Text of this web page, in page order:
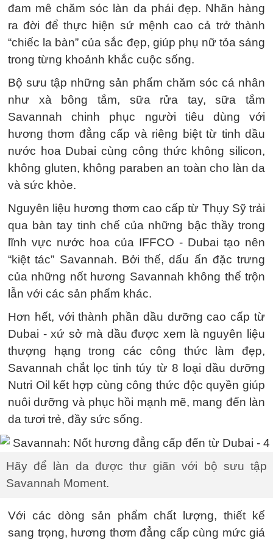
đam mê chăm sóc làn da phái đẹp. Nhãn hàng
ra đời để thực hiện sứ mệnh cao cả trở thành
“chiếc la bàn” của sắc đẹp, giúp phụ nữ tỏa sáng
trong từng khoảnh khắc cuộc sống.
Bộ sưu tập những sản phẩm chăm sóc cá nhân
như xà bông tắm, sữa rửa tay, sữa tắm
Savannah chinh phục người tiêu dùng với
hương thơm đẳng cấp và riêng biệt từ tinh dầu
nước hoa Dubai cùng công thức không silicon,
không gluten, không paraben an toàn cho làn da
và sức khỏe.
Nguyên liệu hương thơm cao cấp từ Thụy Sỹ trải
qua bàn tay tinh chế của những bậc thầy trong
lĩnh vực nước hoa của IFFCO - Dubai tạo nên
“kiệt tác” Savannah. Bởi thế, dấu ấn đặc trưng
của những nốt hương Savannah không thể trộn
lẫn với các sản phẩm khác.
Hơn hết, với thành phần dầu dưỡng cao cấp từ
Dubai - xứ sở mà dầu được xem là nguyên liệu
thượng hạng trong các công thức làm đẹp,
Savannah chắt lọc tinh túy từ 8 loại dầu dưỡng
Nutri Oil kết hợp cùng công thức độc quyền giúp
nuôi dưỡng và phục hồi mạnh mẽ, mang đến làn
da tươi trẻ, đầy sức sống.
Hãy để làn da được thư giãn với bộ sưu tập
Savannah Moment.
Với các dòng sản phẩm chất lượng, thiết kế
sang trọng, hương thơm đẳng cấp cùng mức giá